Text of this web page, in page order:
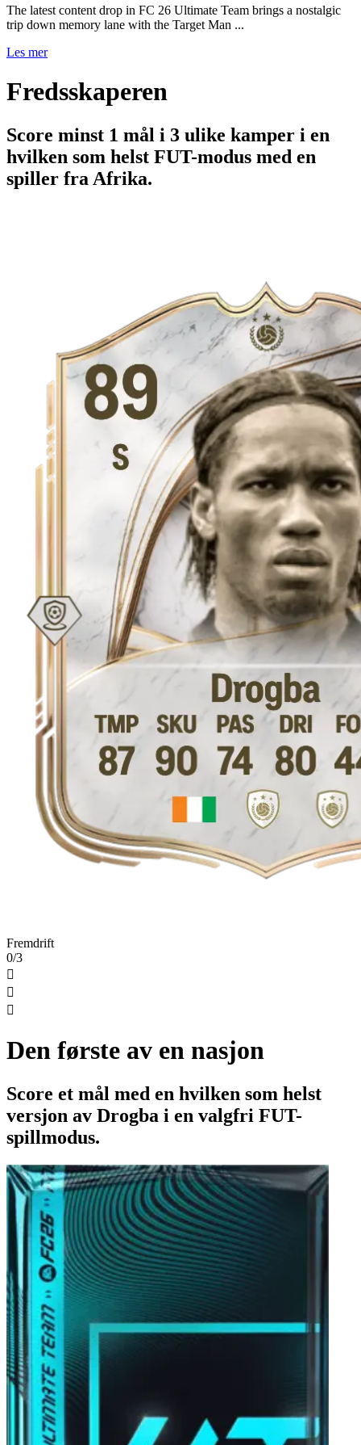
The latest content drop in FC 26 Ultimate Team brings a nostalgic
trip down memory lane with the Target Man ...
Les mer
Fredsskaperen
Score minst 1 mål i 3 ulike kamper i en
hvilken som helst FUT-modus med en
spiller fra Afrika.
Fremdrift
0/3



Den første av en nasjon
Score et mål med en hvilken som helst
versjon av Drogba i en valgfri FUT-
spillmodus.